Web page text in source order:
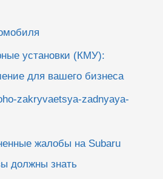
установки (КМУ):
для вашего бизнеса
zakryvaetsya-zadnyaya-
жалобы на Subaru
должны знать